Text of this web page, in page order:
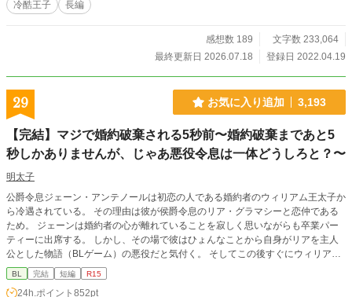
冷酷王子
長編
感想数 189
文字数 233,064
最終更新日 2026.07.18
登録日 2022.04.19
29 お気に入り追加 3,193
【完結】マジで婚約破棄される5秒前〜婚約破棄まであと5
秒しかありませんが、じゃあ悪役令息は一体どうしろと？〜
明太子
公爵令息ジェーン・アンテノールは初恋の人である婚約者のウィリアム王太子か
ら冷遇されている。 その理由は彼が侯爵令息のリア・グラマシーと恋仲である
ため。 ジェーンは婚約者の心が離れていることを寂しく思いながらも卒業パー
ティーに出席する。 しかし、その場で彼はひょんなことから自身がリアを主人
公とした物語（BLゲーム）の悪役だと気付く。 そしてこの後すぐにウィリアム
から婚約破棄されることも。 婚約破棄まであと5秒しかありませんが、じゃあ一
体どうしろと？ シナリオから外れたジェーンの行動は登場人物たちに思わぬ影
BL 完結 短編 R15
24h.ポイント 852pt